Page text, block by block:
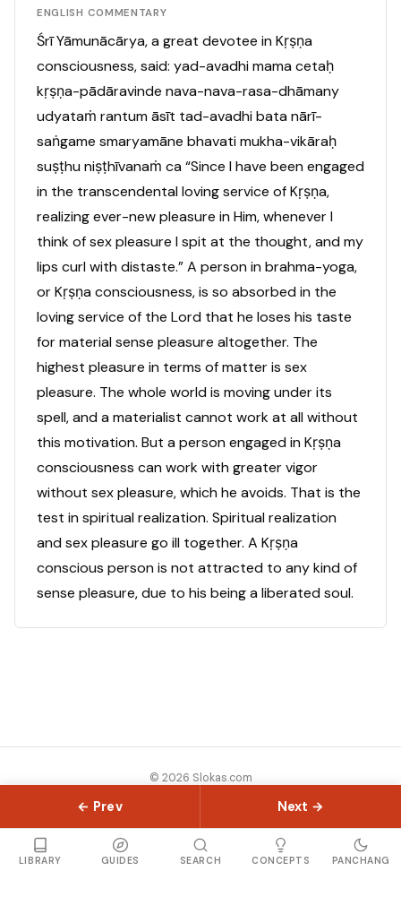
ENGLISH COMMENTARY
Śrī Yāmunācārya, a great devotee in Kṛṣṇa
consciousness, said: yad-avadhi mama cetaḥ
kṛṣṇa-pādāravinde nava-nava-rasa-dhāmany
udyataṁ rantum āsīt tad-avadhi bata nārī-
saṅgame smaryamāne bhavati mukha-vikāraḥ
suṣṭhu niṣṭhīvanaṁ ca “Since I have been engaged
in the transcendental loving service of Kṛṣṇa,
realizing ever-new pleasure in Him, whenever I
think of sex pleasure I spit at the thought, and my
lips curl with distaste.” A person in brahma-yoga,
or Kṛṣṇa consciousness, is so absorbed in the
loving service of the Lord that he loses his taste
for material sense pleasure altogether. The
highest pleasure in terms of matter is sex
pleasure. The whole world is moving under its
spell, and a materialist cannot work at all without
this motivation. But a person engaged in Kṛṣṇa
consciousness can work with greater vigor
without sex pleasure, which he avoids. That is the
test in spiritual realization. Spiritual realization
and sex pleasure go ill together. A Kṛṣṇa
conscious person is not attracted to any kind of
sense pleasure, due to his being a liberated soul.
← Prev Next →
© 2026 Slokas.com
LIBRARY GUIDES SEARCH CONCEPTS PANCHANG